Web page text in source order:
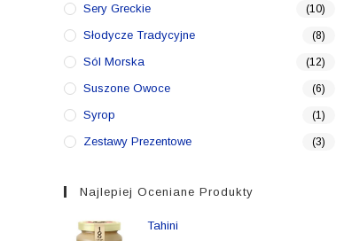
Sery Greckie (10)
Słodycze Tradycyjne (8)
Sól Morska (12)
Suszone Owoce (6)
Syrop (1)
Zestawy Prezentowe (3)
Najlepiej Oceniane Produkty
Tahini